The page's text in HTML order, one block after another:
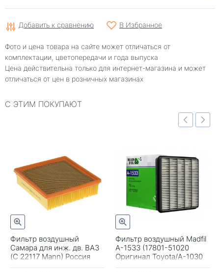
Добавить к сравнению В Избранное
Фото и цена товара на сайте может отличаться от
комплектации, цветопередачи и года выпуска
Цена действительна только для интернет-магазина и может
отличаться от цен в розничных магазинах
С ЭТИМ ПОКУПАЮТ
Фильтр воздушный
Самара для инж. дв. ВАЗ
(C 22117 Mann) Россия
Фильтр воздушный Madfil
A-1533 (17801-51020
Оригинал Toyota/A-1030
Vic) LC-200 Дизель
+ - +
Быстрый просмотр
-